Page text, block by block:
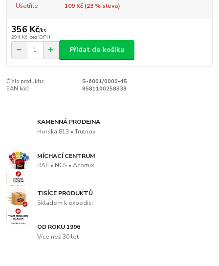
Ušetříte 109 Kč (23% sleva)
356 Kč/ks
294 Kč bez DPH
Přidat do košíku
Číslo produktu:
S-6001/0000-45
EAN kód:
8581100258338
KAMENNÁ PRODEJNA
Horská 813 • Trutnov
MÍCHACÍ CENTRUM
RAL • NCS • Acomix
TISÍCE PRODUKTŮ
Skladem k expedici
OD ROKU 1996
Více než 30 let